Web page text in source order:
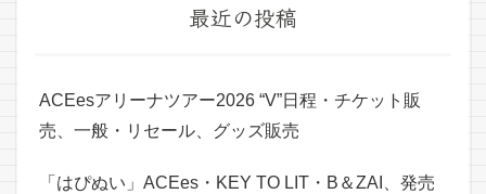
最近の投稿
ACEesアリーナツアー2026 “V”日程・チケット販
売、一般・リセール、グッズ販売
「はぴぬい」ACEes・KEY TO LIT・B＆ZAI、発売